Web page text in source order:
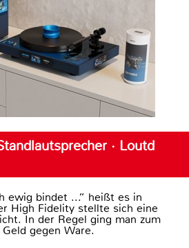
· Loutd
ewig bindet ...“ heißt es in
High Fidelity stellte sich eine
In der Regel ging man zum
gegen Ware.